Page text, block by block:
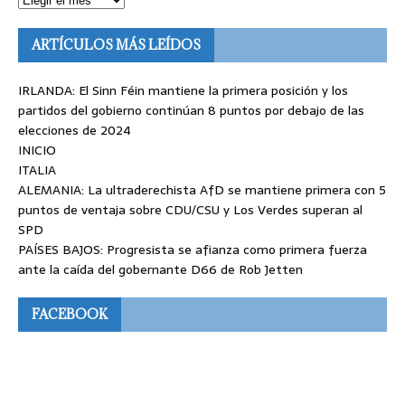
ARTÍCULOS MÁS LEÍDOS
IRLANDA: El Sinn Féin mantiene la primera posición y los
partidos del gobierno continúan 8 puntos por debajo de las
elecciones de 2024
INICIO
ITALIA
ALEMANIA: La ultraderechista AfD se mantiene primera con 5
puntos de ventaja sobre CDU/CSU y Los Verdes superan al
SPD
PAÍSES BAJOS: Progresista se afianza como primera fuerza
ante la caída del gobernante D66 de Rob Jetten
FACEBOOK